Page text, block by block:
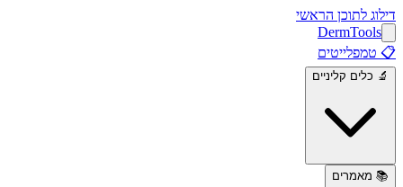
דילוג לתוכן הראשי
DermTools
📋 טמפלייטים
🔬 כלים קליניים
📚 מאמרים